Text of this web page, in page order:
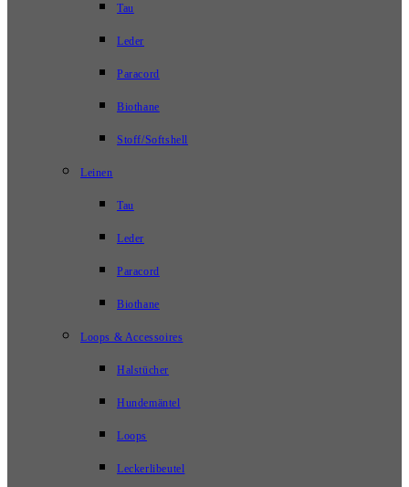
Tau
Leder
Paracord
Biothane
Stoff/Softshell
Leinen
Tau
Leder
Paracord
Biothane
Loops & Accessoires
Halstücher
Hundemäntel
Loops
Leckerlibeutel